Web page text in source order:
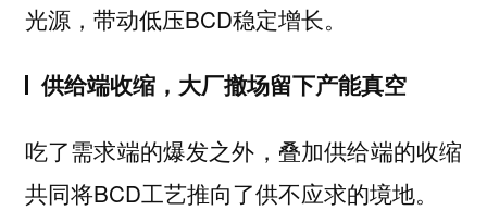
光源，带动低压BCD稳定增长。
供给端收缩，大厂撤场留下产能真空
吃了需求端的爆发之外，叠加供给端的收缩
共同将BCD工艺推向了供不应求的境地。